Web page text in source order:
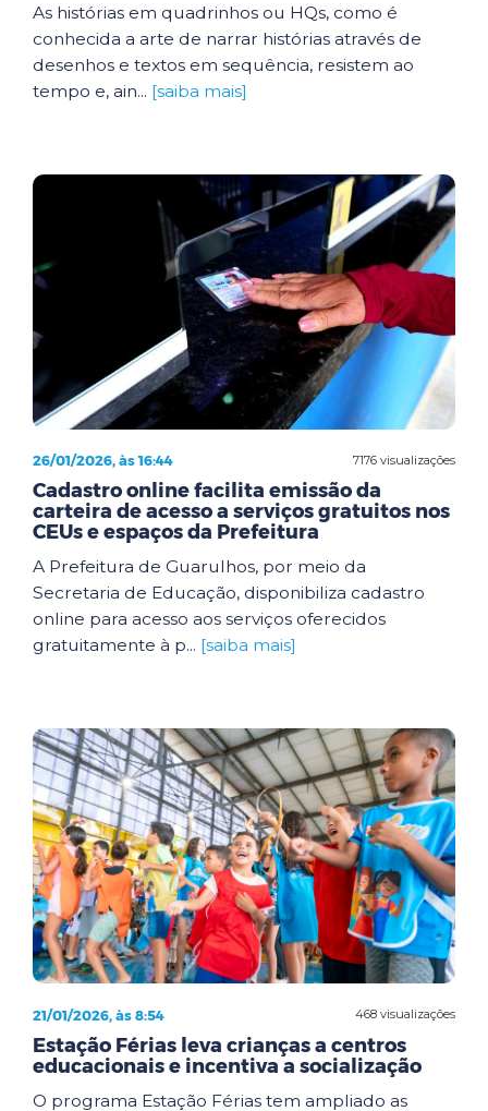
As histórias em quadrinhos ou HQs, como é
conhecida a arte de narrar histórias através de
desenhos e textos em sequência, resistem ao
tempo e, ain... [saiba mais]
7176 visualizações
26/01/2026, às 16:44
Cadastro online facilita emissão da
carteira de acesso a serviços gratuitos nos
CEUs e espaços da Prefeitura
A Prefeitura de Guarulhos, por meio da
Secretaria de Educação, disponibiliza cadastro
online para acesso aos serviços oferecidos
gratuitamente à p... [saiba mais]
468 visualizações
21/01/2026, às 8:54
Estação Férias leva crianças a centros
educacionais e incentiva a socialização
O programa Estação Férias tem ampliado as